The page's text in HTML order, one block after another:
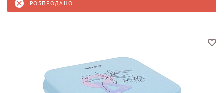
РОЗПРОДАНО